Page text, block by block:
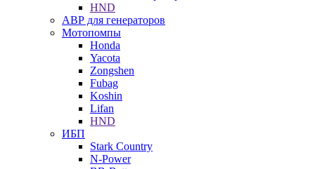
HND
АВР для генераторов
Мотопомпы
Honda
Yacota
Zongshen
Fubag
Koshin
Lifan
HND
ИБП
Stark Country
N-Power